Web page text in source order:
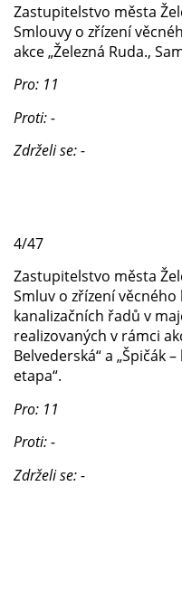
Zastupitelstvo města
Smlouvy o zřízení
akce „Železná Ruda.,
Pro: 11
Proti: -
Zdrželi se: -
4/47
Zastupitelstvo města
Smluv o zřízení
kanalizačních řadů v
realizovaných v rámci
Belvederská“ a „Špičák
etapa“.
Pro: 11
Proti: -
Zdrželi se: -